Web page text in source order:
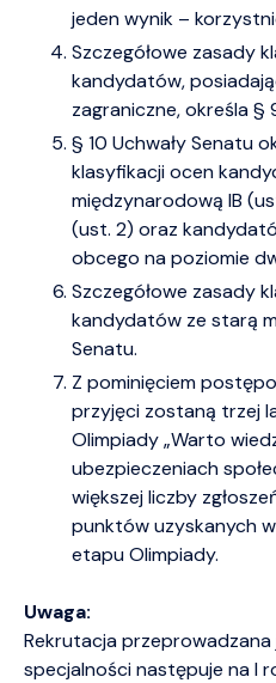
jeden wynik –
Szczegółowe zasady
kandydatów,
zagraniczne, określa §
§ 10 Uchwały Senatu
klasyfikacji ocen
międzynarodową IB
(ust. 2) oraz
obcego na poziomie
Szczegółowe zasady
kandydatów ze starą
Senatu.
Z pominięciem
przyjęci zostaną trzej
Olimpiady „Warto
ubezpieczeniach
większej liczby
punktów uzyskanych
etapu Olimpiady.
Uwaga:
Rekrutacja
specjalności następuje na I